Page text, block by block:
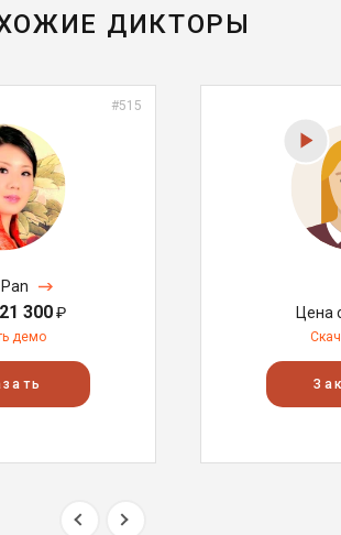
ДИКТОРЫ
#515
21 300₽
демо
Цена